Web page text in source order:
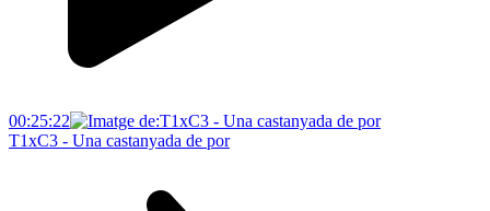
00:25:22
T1xC3 - Una castanyada de por